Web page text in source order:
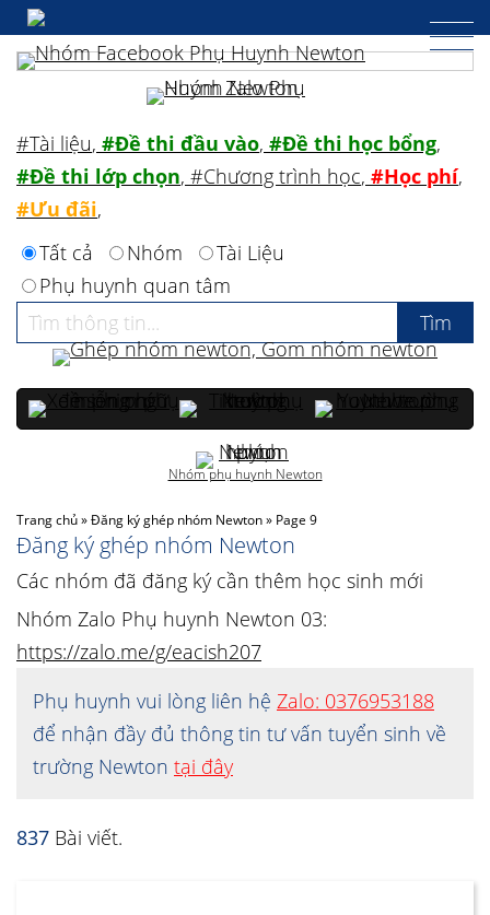
Trang chủ»Đăng ký ghép nhóm Newton» Page 9
Đăng ký ghép nhóm Newton
Các nhóm đã đăng ký cần thêm học sinh mới
Nhóm Zalo Phụ huynh Newton 03:
https://zalo.me/g/eacish207
Phụ huynh vui lòng liên hệ Zalo: 0376953188
để nhận đầy đủ thông tin tư vấn tuyển sinh về
trường Newton tại đây
837 Bài viết.
#Tài liệu, #Đề thi đầu vào, #Đề thi học bổng,
#Đề thi lớp chọn, #Chương trình học, #Học phí,
#Ưu đãi,
Tất cả
Nhóm
Tài Liệu
Phụ huynh quan tâm
Nhóm phụ huynh Newton